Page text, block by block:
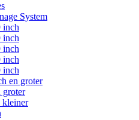
System
inch
inch
inch
inch
inch
en groter